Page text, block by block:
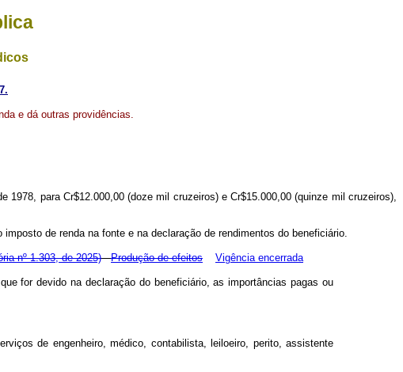
e dá outras providências.
1978, para Cr$12.000,00 (doze mil cruzeiros) e Cr$15.000,00 (quinze mil cruzeiros),
imposto de renda na fonte e na declaração de rendimentos do beneficiário.
nº 1.303, de 2025) Produção de efeitos Vigência encerrada
for devido na declaração do beneficiário, as importâncias pagas ou
de engenheiro, médico, contabilista, leiloeiro, perito, assistente